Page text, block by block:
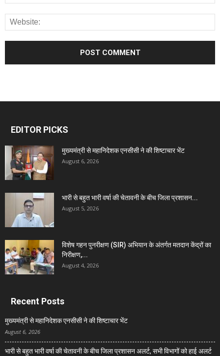
EDITOR PICKS
मुख्यमंत्री से महानिदेशक एनसीसी ने की शिष्टाचार भेंट
August 6, 2026
भारी से बहुत भारी वर्षा की चेतावनी के बीच जिला प्रशासन...
August 5, 2026
विशेष गहन पुनरीक्षण (SIR) अभियान के अंतर्गत मतदान केंद्रों का
निरीक्षण,...
August 4, 2026
Recent Posts
मुख्यमंत्री से महानिदेशक एनसीसी ने की शिष्टाचार भेंट
August 6, 2026
भारी से बहुत भारी वर्षा की चेतावनी के बीच जिला प्रशासन अलर्ट, सभी विभागों को हाई अलर्ट